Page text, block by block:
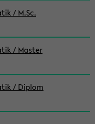
/ M.Sc.
/ Master
/ Diplom